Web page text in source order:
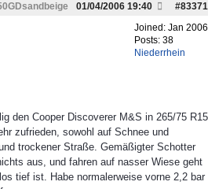
#83371
01/04/2006 19:40
Joined: Jan 2006
Posts: 38
Niederrhein
den Cooper Discoverer M&S in 265/75 R15
zufrieden, sowohl auf Schnee und
trockener Straße. Gemäßigter Schotter
aus, und fahren auf nasser Wiese geht
tief ist. Habe normalerweise vorne 2,2 bar